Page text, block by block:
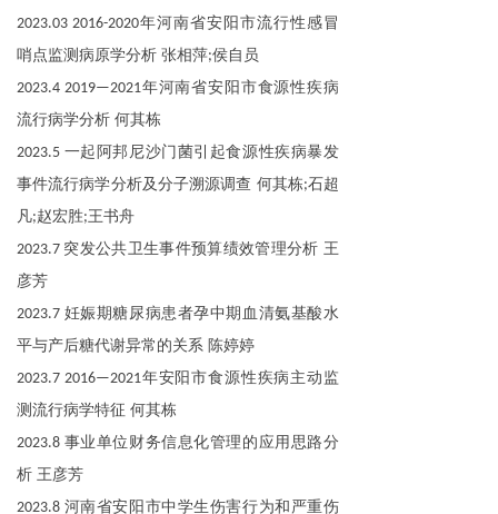
2023.03 2016-2020年河南省安阳市流行性感冒
哨点监测病原学分析 张相萍;侯自员
2023.4 2019—2021年河南省安阳市食源性疾病
流行病学分析 何其栋
2023.5 一起阿邦尼沙门菌引起食源性疾病暴发
事件流行病学分析及分子溯源调查 何其栋;石超
凡;赵宏胜;王书舟
2023.7 突发公共卫生事件预算绩效管理分析 王
彦芳
2023.7 妊娠期糖尿病患者孕中期血清氨基酸水
平与产后糖代谢异常的关系 陈婷婷
2023.7 2016—2021年安阳市食源性疾病主动监
测流行病学特征 何其栋
2023.8 事业单位财务信息化管理的应用思路分
析 王彦芳
2023.8 河南省安阳市中学生伤害行为和严重伤